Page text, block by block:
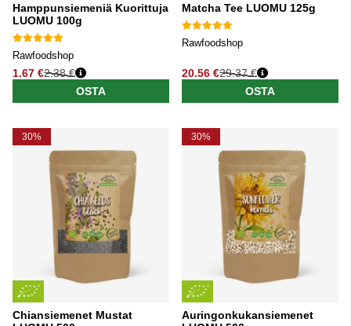
Hamppunsiemeniä Kuorittuja
LUOMU 100g
Rawfoodshop
1.67 €
Normaali hinta
2.38 €
OSTA
Matcha Tee LUOMU 125g
Rawfoodshop
20.56 €
Normaali hinta
29.37 €
OSTA
30%
Chiansiemenet Mustat
30%
Auringonkukansiemenet